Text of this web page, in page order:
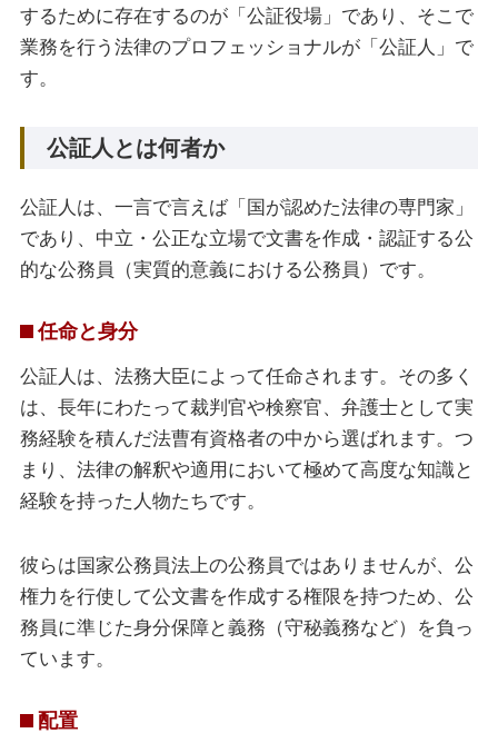
するために存在するのが「公証役場」であり、そこで
業務を行う法律のプロフェッショナルが「公証人」で
す。
公証人とは何者か
公証人は、一言で言えば「国が認めた法律の専門家」
であり、中立・公正な立場で文書を作成・認証する公
的な公務員（実質的意義における公務員）です。
任命と身分
公証人は、法務大臣によって任命されます。その多く
は、長年にわたって裁判官や検察官、弁護士として実
務経験を積んだ法曹有資格者の中から選ばれます。つ
まり、法律の解釈や適用において極めて高度な知識と
経験を持った人物たちです。
彼らは国家公務員法上の公務員ではありませんが、公
権力を行使して公文書を作成する権限を持つため、公
務員に準じた身分保障と義務（守秘義務など）を負っ
ています。
配置